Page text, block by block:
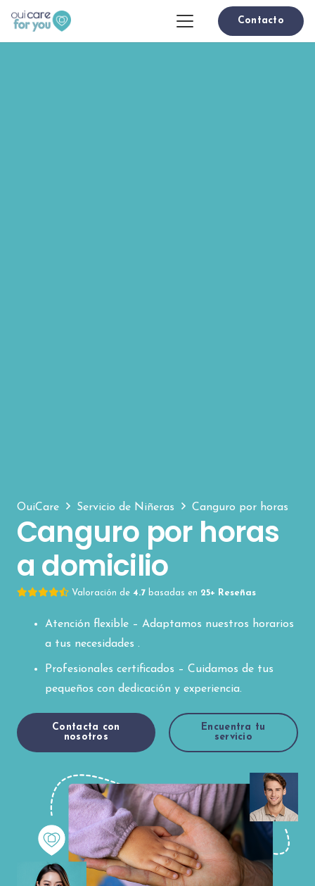
Contacto
OuiCare Servicio de Niñeras Canguro por horas
Canguro por horas
a domicilio
Valoración de 4.7 basadas en 25+ Reseñas
Atención flexible – Adaptamos nuestros horarios
a tus necesidades .
Profesionales certificados – Cuidamos de tus
pequeños con dedicación y experiencia.
Contacta con
nosotros
Encuentra tu
servicio